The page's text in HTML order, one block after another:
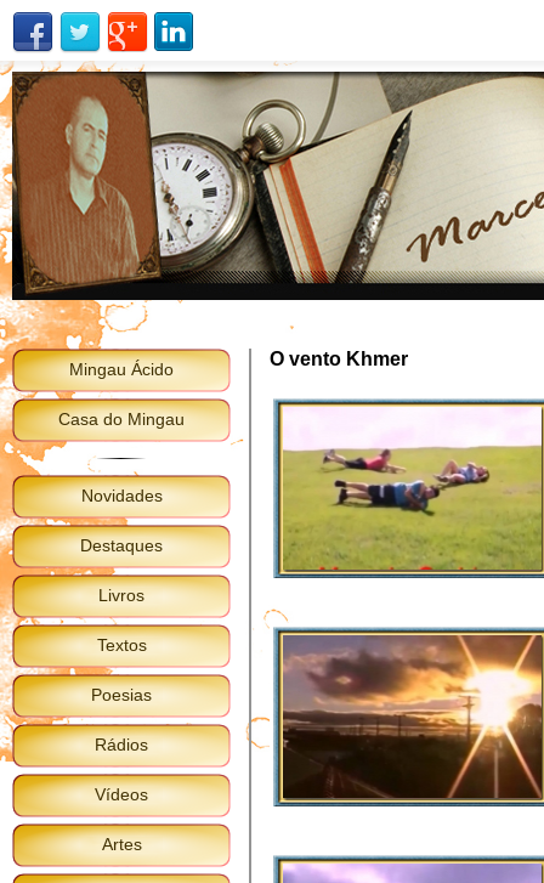
Mingau Ácido
Casa do Mingau
Novidades
Destaques
Livros
Textos
Poesias
Rádios
Vídeos
Artes
O vento Khmer